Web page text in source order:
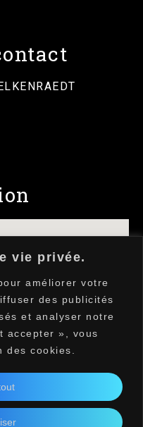
vie privée.
améliorer votre
des publicités
et analyser notre
accepter », vous
cookies.